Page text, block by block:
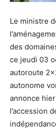
Le ministre
des
ce jeudi 03
autoroute
autonome
annonce hier
l’accession